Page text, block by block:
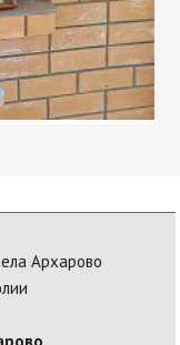
Архарово